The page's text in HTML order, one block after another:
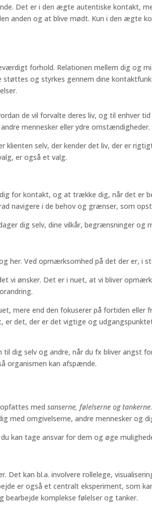
Det er i den ægte autentiske kontakt,
anden og at blive mødt. Kun i den ægte
forhold. Relationen mellem dig og
og styrkes gennem dine
de vil forvalte deres liv, og til enhver
mennesker eller ydre omstændigheder.
selv, der kender det liv, der er
er også et valg.
for kontakt, og at trække dig, når det er
navigere i de behov og grænser, som
dig selv, dine vilkår, begrænsninger og
her. Ved opmærksomhed på det der er, i
vi ønsker. Det er i nuet, at vi bliver
mere end den fokuserer på fortiden
det, der er det vigtige og
dig selv og andre, når du fx bliver angst
organismen kan afspænde.
med sanserne, følelserne og tankerne
med omgivelserne, andre mennesker og
kan tage ansvar for dem og øge
kan bl.a. involvere rollelege,
er også et centralt eksperiment, som
komplekse følelser og tanker.